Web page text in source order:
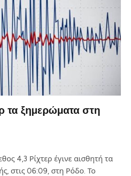
τα ξημερώματα στη
4,3 Ρίχτερ έγινε αισθητή τα
στις 06:09, στη Ρόδο. Το